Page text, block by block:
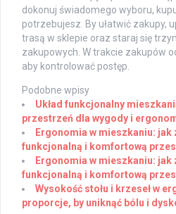
dokonuj świadomego wyboru,
potrzebujesz. By ułatwić zakupy,
trasą w sklepie oraz staraj się
zakupowych. W trakcie zakupów
aby kontrolować postęp.
Podobne wpisy
Układ funkcjonalny
przestrzeń dla wygody i
Ergonomia w mieszkaniu:
funkcjonalną i komfortową
Ergonomia w mieszkaniu:
funkcjonalną i komfortową
Wysokość stołu i krzeseł w
proporcje, by uniknąć bólu i